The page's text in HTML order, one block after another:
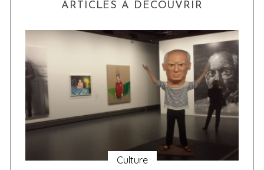
ARTICLES À DÉCOUVRIR
Culture